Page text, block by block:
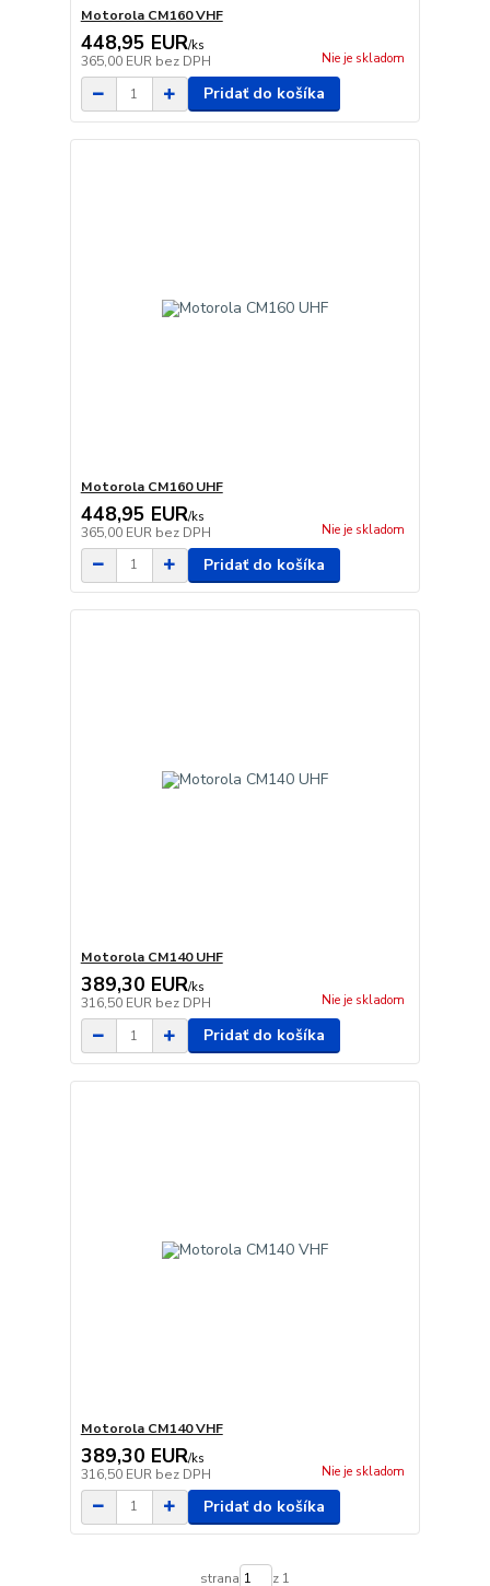
Motorola CM160 VHF
448,95 EUR/ks
365,00 EUR bez DPH Nie je skladom
Pridať do košíka
Motorola CM160 UHF
448,95 EUR/ks
365,00 EUR bez DPH Nie je skladom
Pridať do košíka
Motorola CM140 UHF
389,30 EUR/ks
316,50 EUR bez DPH Nie je skladom
Pridať do košíka
Motorola CM140 VHF
389,30 EUR/ks
316,50 EUR bez DPH Nie je skladom
Pridať do košíka
strana z 1